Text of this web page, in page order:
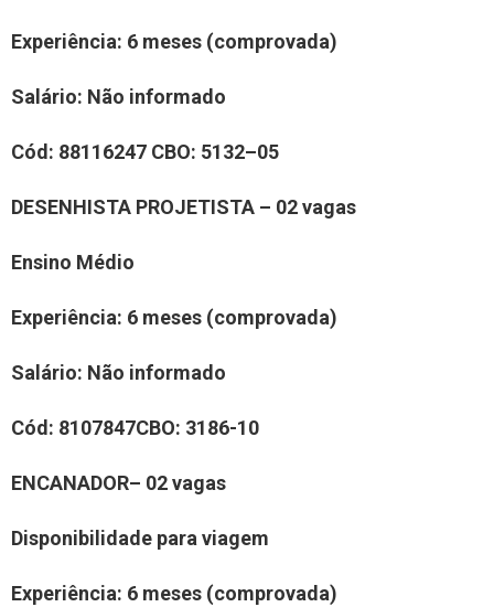
Experiência: 6 meses (comprovada)
Salário: Não informado
Cód: 88116247 CBO: 5132–05
DESENHISTA PROJETISTA – 02vagas
Ensino Médio
Experiência: 6 meses (comprovada)
Salário: Não informado
Cód: 8107847CBO: 3186-10
ENCANADOR– 02vagas
Disponibilidade para viagem
Experiência: 6 meses (comprovada)